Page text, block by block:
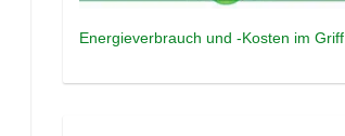
Energieverbrauch und -Kosten im Griff